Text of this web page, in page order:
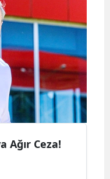
Uşak
Van
Yozgat
Zonguldak
Aksaray
Bayburt
Ağır Ceza!